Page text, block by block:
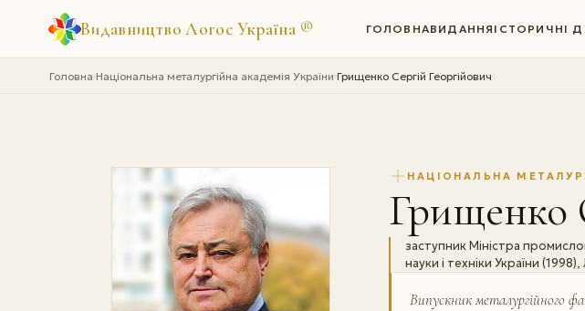
Видавництво Логос Україна ® ГОЛОВНАВИДАННЯ ІСТОРИЧНІ
Головна›Національна металургійна академія України›Грищенко Сергій Георгійович
НАЦІОНАЛЬНА
Грищенко
заступник Міністра
науки і техніки України
Випускник металургійного